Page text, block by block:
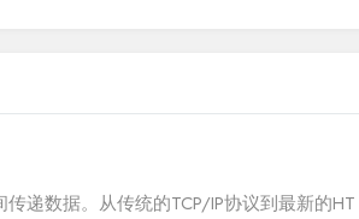
递数据。从传统的TCP/IP协议到最新的HT